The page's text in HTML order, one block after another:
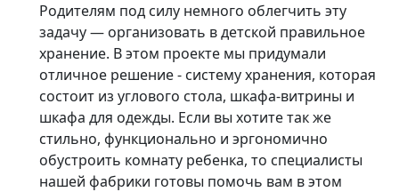
Родителям под силу немного облегчить эту
задачу — организовать в детской правильное
хранение. В этом проекте мы придумали
отличное решение - систему хранения, которая
состоит из углового стола, шкафа-витрины и
шкафа для одежды. Если вы хотите так же
стильно, функционально и эргономично
обустроить комнату ребенка, то специалисты
нашей фабрики готовы помочь вам в этом